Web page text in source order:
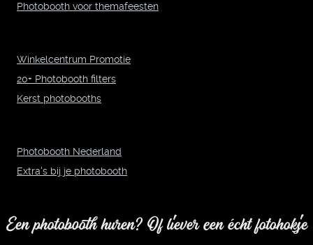
Photobooth voor themafeesten
Winkelcentrum Promotie
20+ Photobooth filters
Kerst photobooths
Photobooth Nederland
Extra's bij je photobooth
Een photobooth huren? Of liever een écht fotohokje